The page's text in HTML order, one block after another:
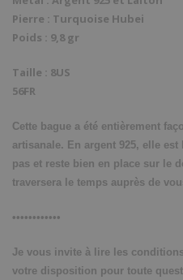
Pierre : Turquoise Hubei
Poids : 9,8 gr
Taille : 8US
56FR
Cette bague a été entièrement
artisanale. En argent 925, elle
pas et reste bien en place sur le
traversera le temps auprès de
••••••••••••
Je vous invite à lire les
votre disposition pour toute